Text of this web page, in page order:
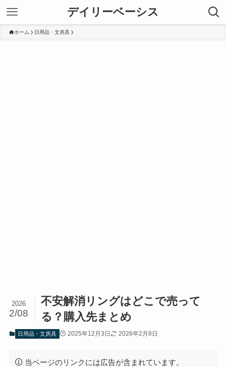
デイリーベーシス
ホーム 日用品・文房具
不安解消リングはどこで売って
る？購入先まとめ
2026
2/08
日用品・文房具 2025年12月3日 2026年2月8日
当ページのリンクには広告が含まれています。